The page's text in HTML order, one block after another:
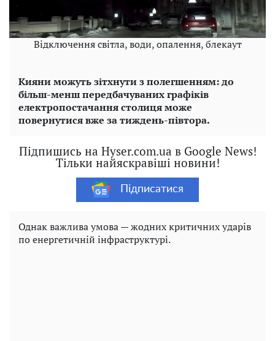
Відключення світла, води, опалення, блекаут
Кияни можуть зітхнути з полегшенням: до
більш-менш передбачуваних графіків
електропостачання столиця може
повернутися вже за тиждень-півтора.
Підпишись на Hyser.com.ua в Google News!
Тільки найяскравіші новини!
Підписатися
Однак важлива умова — жодних критичних ударів
по енергетичній інфраструктурі.